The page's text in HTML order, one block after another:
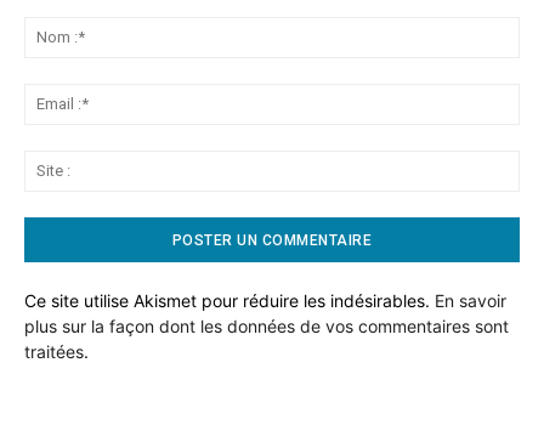
Ce site utilise Akismet pour réduire les indésirables. En savoir
plus sur la façon dont les données de vos commentaires sont
traitées.